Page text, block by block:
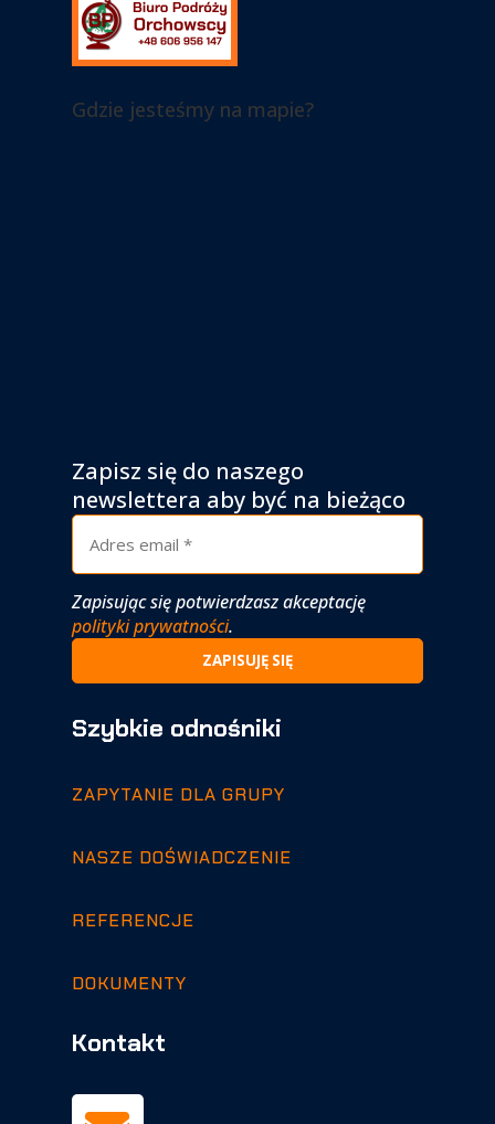
Gdzie jesteśmy na mapie?
Zapisz się do naszego
newslettera aby być na bieżąco
Zapisując się potwierdzasz akceptację
polityki prywatności.
Szybkie odnośniki
ZAPYTANIE DLA GRUPY
NASZE DOŚWIADCZENIE
REFERENCJE
DOKUMENTY
Kontakt